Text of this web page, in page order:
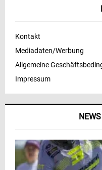
Kontakt
Mediadaten/Werbung
Allgemeine
Impressum